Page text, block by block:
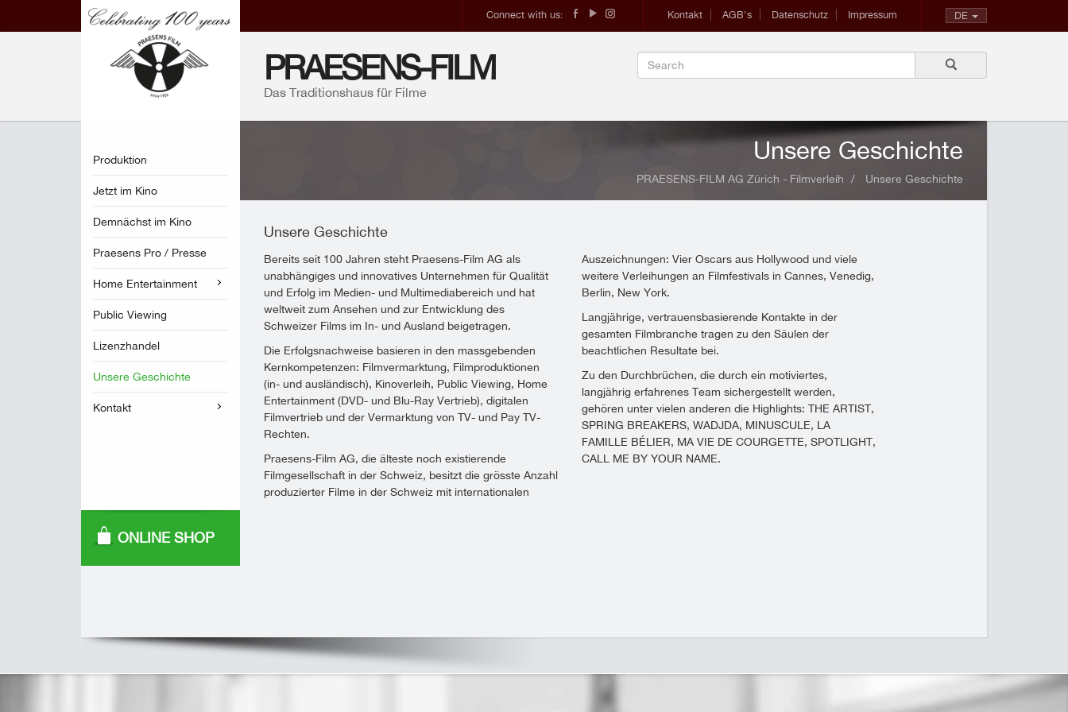
DE
Kontakt AGB's Datenschutz Impressum
Connect with us:
PRAESENS-FILM
Das Traditionshaus für Filme
Produktion
Jetzt im Kino
Demnächst im Kino
Praesens Pro / Presse
Home Entertainment
Public Viewing
Lizenzhandel
Unsere Geschichte
Kontakt
ONLINE SHOP
Unsere Geschichte
PRAESENS-FILM AG Zürich - Filmverleih Unsere Geschichte
Unsere Geschichte
Bereits seit 100 Jahren steht Praesens-Film AG als
unabhängiges und innovatives Unternehmen für Qualität
und Erfolg im Medien- und Multimediabereich und hat
weltweit zum Ansehen und zur Entwicklung des
Schweizer Films im In- und Ausland beigetragen.
Die Erfolgsnachweise basieren in den massgebenden
Kernkompetenzen: Filmvermarktung, Filmproduktionen
(in- und ausländisch), Kinoverleih, Public Viewing, Home
Entertainment (DVD- und Blu-Ray Vertrieb), digitalen
Filmvertrieb und der Vermarktung von TV- und Pay TV-
Rechten.
Praesens-Film AG, die älteste noch existierende
Filmgesellschaft in der Schweiz, besitzt die grösste Anzahl
produzierter Filme in der Schweiz mit internationalen
Auszeichnungen: Vier Oscars aus Hollywood und viele
weitere Verleihungen an Filmfestivals in Cannes, Venedig,
Berlin, New York.
Langjährige, vertrauensbasierende Kontakte in der
gesamten Filmbranche tragen zu den Säulen der
beachtlichen Resultate bei.
Zu den Durchbrüchen, die durch ein motiviertes,
langjährig erfahrenes Team sichergestellt werden,
gehören unter vielen anderen die Highlights: THE ARTIST,
SPRING BREAKERS, WADJDA, MINUSCULE, LA
FAMILLE BÉLIER, MA VIE DE COURGETTE, SPOTLIGHT,
CALL ME BY YOUR NAME.